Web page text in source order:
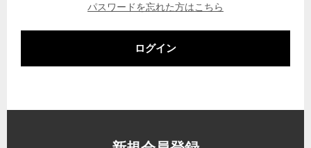
パスワードを忘れた方はこちら
ログイン